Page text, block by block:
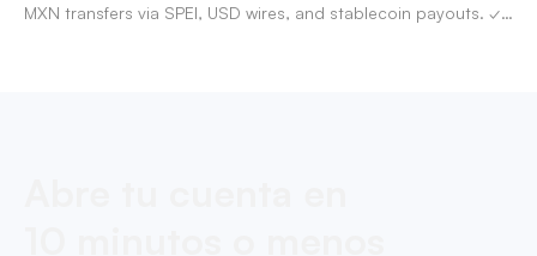
MXN transfers via SPEI, USD wires, and stablecoin payouts. ✓